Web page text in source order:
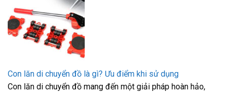
Con lăn di chuyển đồ là gì? Ưu điểm khi sử dụng
Con lăn di chuyển đồ mang đến một giải pháp hoàn hảo,